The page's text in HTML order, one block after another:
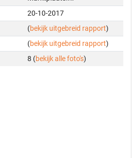
20-10-2017
(bekijk uitgebreid rapport)
(bekijk uitgebreid rapport)
8 (bekijk alle foto's)